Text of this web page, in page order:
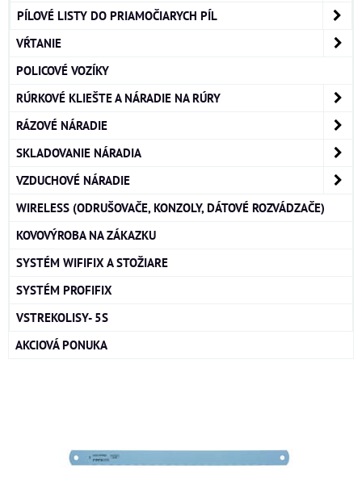
PÍLOVÉ LISTY DO PRIAMOČIARYCH PÍL
VŔTANIE
POLICOVÉ VOZÍKY
RÚRKOVÉ KLIEŠTE A NÁRADIE NA RÚRY
RÁZOVÉ NÁRADIE
SKLADOVANIE NÁRADIA
VZDUCHOVÉ NÁRADIE
WIRELESS (ODRUŠOVAČE, KONZOLY, DÁTOVÉ ROZVÁDZAČE)
KOVOVÝROBA NA ZÁKAZKU
SYSTÉM WIFIFIX A STOŽIARE
SYSTÉM PROFIFIX
VSTREKOLISY- 5S
AKCIOVÁ PONUKA